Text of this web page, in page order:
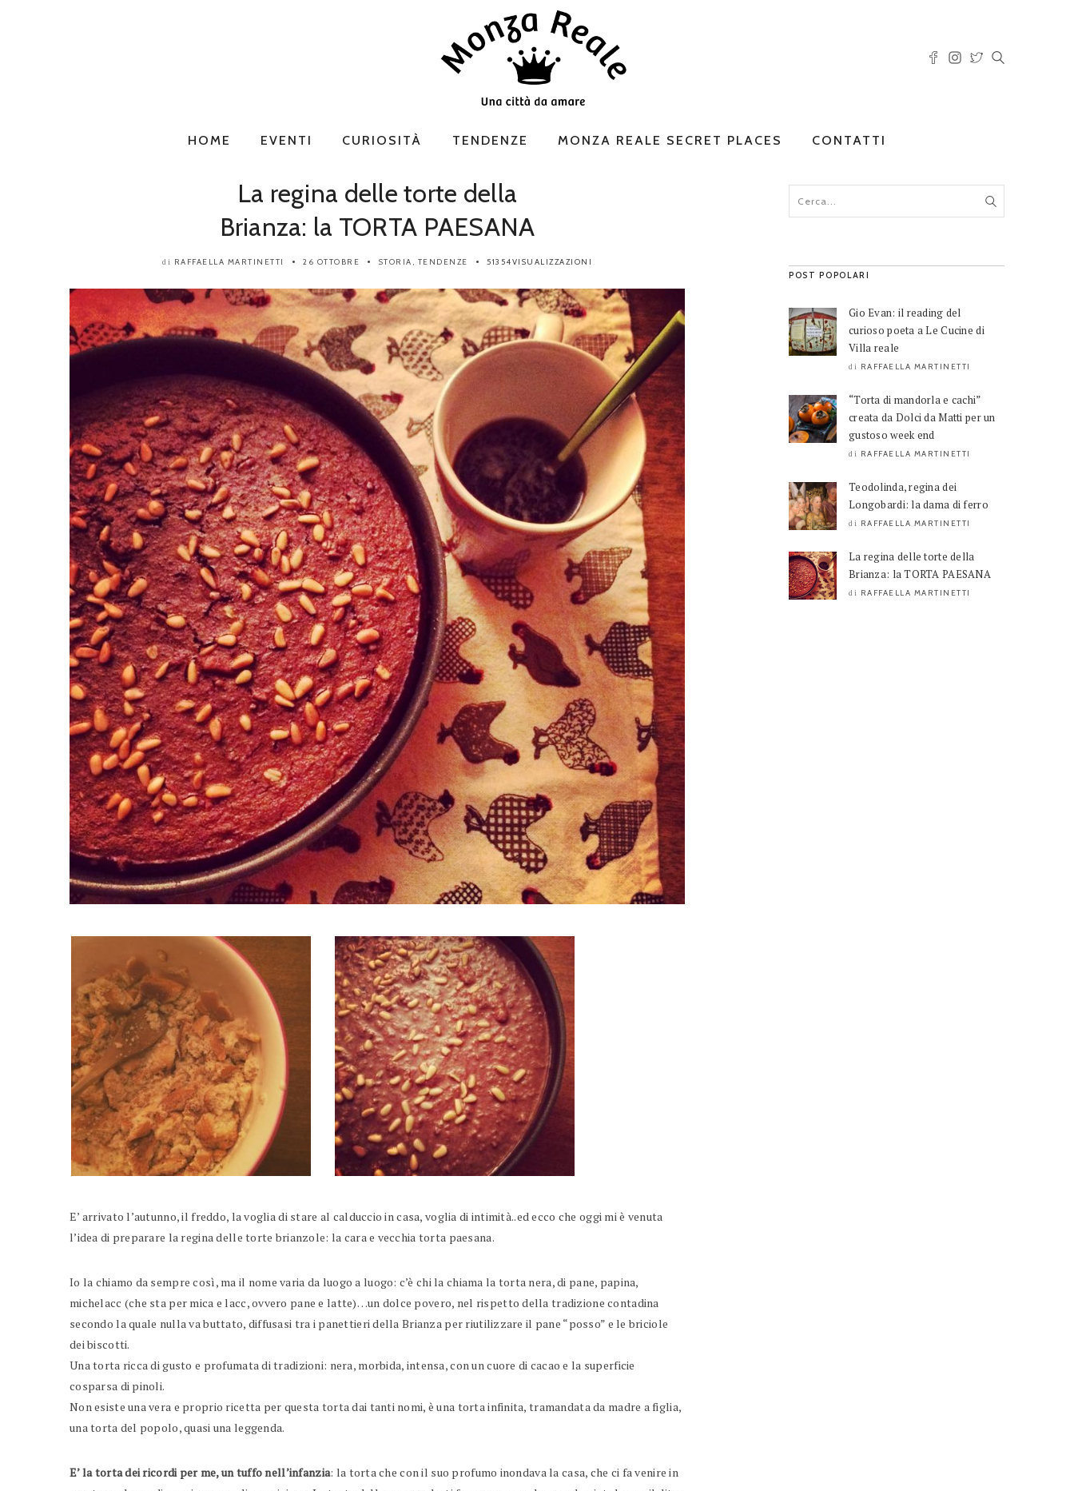
HOME EVENTI CURIOSITÀ TENDENZE MONZA REALE SECRET PLACES CONTATTI
La regina delle torte della
Brianza: la TORTA PAESANA
di RAFFAELLA MARTINETTI 26 OTTOBRE STORIA , TENDENZE 51354VISUALIZZAZIONI
E’ arrivato l’autunno, il freddo, la voglia di stare al calduccio in casa, voglia di intimità..ed ecco che oggi mi è venuta
l’idea di preparare la regina delle torte brianzole: la cara e vecchia torta paesana.
Io la chiamo da sempre così, ma il nome varia da luogo a luogo: c’è chi la chiama la torta nera, di pane, papina,
michelacc (che sta per mica e lacc, ovvero pane e latte)…un dolce povero, nel rispetto della tradizione contadina
secondo la quale nulla va buttato, diffusasi tra i panettieri della Brianza per riutilizzare il pane “posso” e le briciole
dei biscotti.
Una torta ricca di gusto e profumata di tradizioni: nera, morbida, intensa, con un cuore di cacao e la superficie
cosparsa di pinoli.
Non esiste una vera e proprio ricetta per questa torta dai tanti nomi, è una torta infinita, tramandata da madre a figlia,
una torta del popolo, quasi una leggenda.
E’ la torta dei ricordi per me, un tuffo nell’infanzia: la torta che con il suo profumo inondava la casa, che ci fa venire in
POST POPOLARI
Gio Evan: il reading del
curioso poeta a Le Cucine di
Villa reale
di RAFFAELLA MARTINETTI
“Torta di mandorla e cachi”
creata da Dolci da Matti per un
gustoso week end
di RAFFAELLA MARTINETTI
Teodolinda, regina dei
Longobardi: la dama di ferro
di RAFFAELLA MARTINETTI
La regina delle torte della
Brianza: la TORTA PAESANA
di RAFFAELLA MARTINETTI